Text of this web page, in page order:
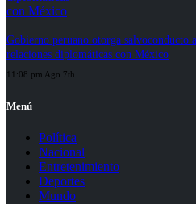
Gobierno peruano otorga salvoconducto
relaciones diplomáticas con México
11:08 pm Ago 7th
Menú
Política
Nacional
Entretenimiento
Deportes
Mundo